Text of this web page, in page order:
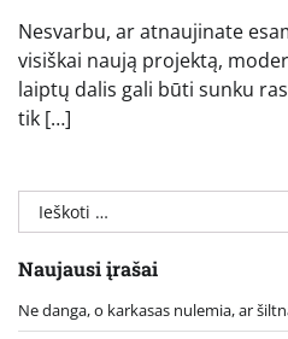
Nesvarbu, ar atnaujinate
visiškai naują projektą,
laiptų dalis gali būti sunku
tik […]
Ieškoti:
Naujausi įrašai
Ne danga, o karkasas nulemia, ar